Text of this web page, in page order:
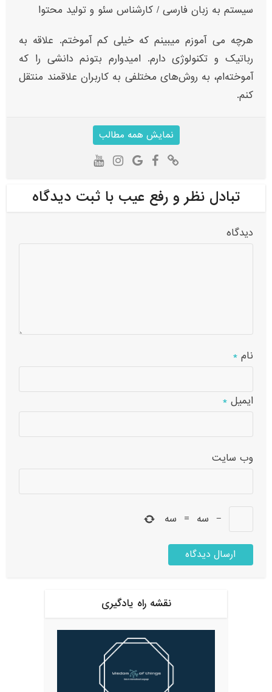
سیستم به زبان فارسی / کارشناس سئو و تولید محتوا
هرچه می آموزم میبینم که خیلی کم آموختم. علاقه به
رباتیک و تکنولوژی دارم. امیدوارم بتونم دانشی را که
آموخته‌ام، به روش‌های مختلفی به کاربران علاقمند منتقل
کنم.
نمایش همه مطالب
تبادل نظر و رفع عیب با ثبت دیدگاه
دیدگاه
نام*
ایمیل*
وب‌ سایت
− سه = سه
نقشه راه یادگیری